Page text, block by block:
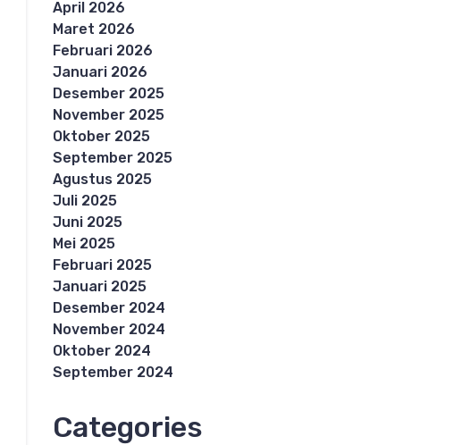
April 2026
Maret 2026
Februari 2026
Januari 2026
Desember 2025
November 2025
Oktober 2025
September 2025
Agustus 2025
Juli 2025
Juni 2025
Mei 2025
Februari 2025
Januari 2025
Desember 2024
November 2024
Oktober 2024
September 2024
Categories